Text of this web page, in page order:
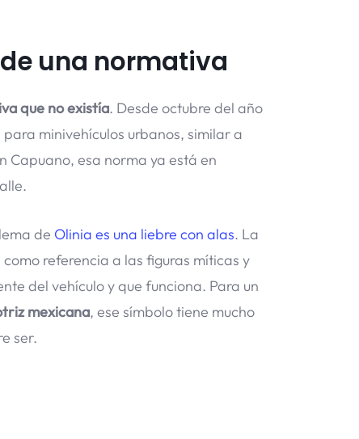
una normativa
que no existía. Desde octubre del año
minivehículos urbanos, similar a
Capuano, esa norma ya está en
de Olinia es una liebre con alas. La
referencia a las figuras míticas y
del vehículo y que funciona. Para un
mexicana, ese símbolo tiene mucho
ser.